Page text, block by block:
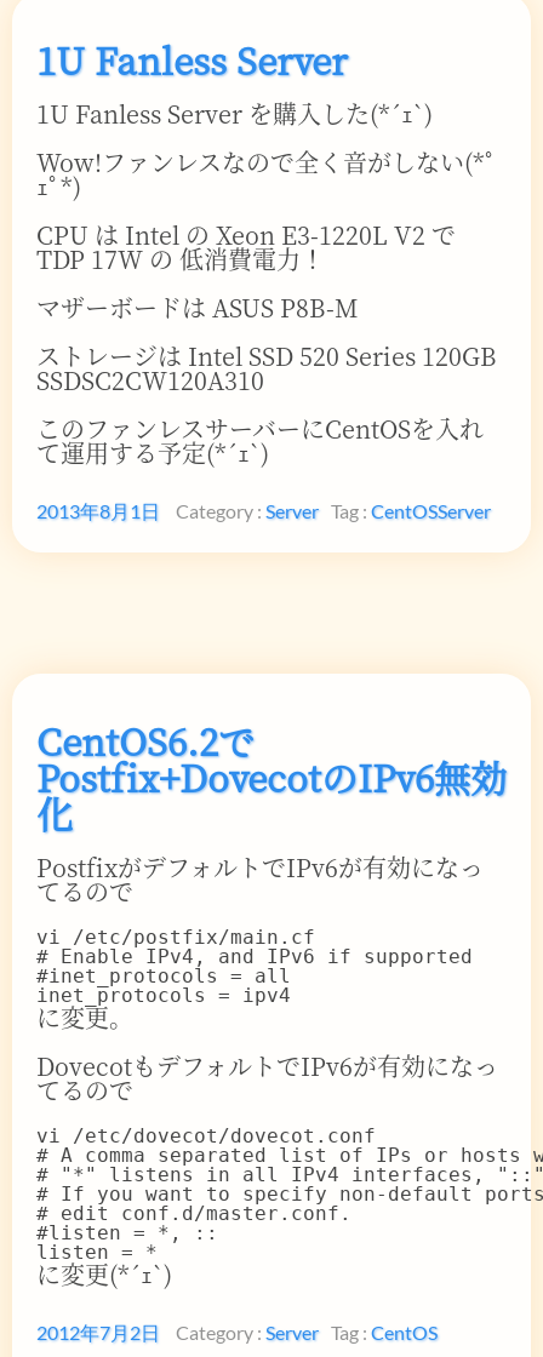
1U Fanless Server
1U Fanless Server を購入した(*´ｪ`)
Wow!ファンレスなので全く音がしない(*ﾟ
ｪﾟ*)
CPU は Intel の Xeon E3-1220L V2 で
TDP 17W の 低消費電力！
マザーボードは ASUS P8B-M
ストレージは Intel SSD 520 Series 120GB
SSDSC2CW120A310
このファンレスサーバーにCentOSを入れ
て運用する予定(*´ｪ`)
2013年8月1日 Category : Server Tag : CentOSServer
CentOS6.2で
Postfix+DovecotのIPv6無効
化
PostfixがデフォルトでIPv6が有効になっ
てるので
# Enable IPv4, and IPv6 if supported
#inet_protocols = all
に変更。
DovecotもデフォルトでIPv6が有効になっ
てるので
# A comma separated list of IPs or
# "*" listens in all IPv4 interfaces,
# If you want to specify non-default ports
# edit conf.d/master.conf.
#listen = *, ::
に変更(*´ｪ`)
2012年7月2日 Category : Server Tag : CentOS